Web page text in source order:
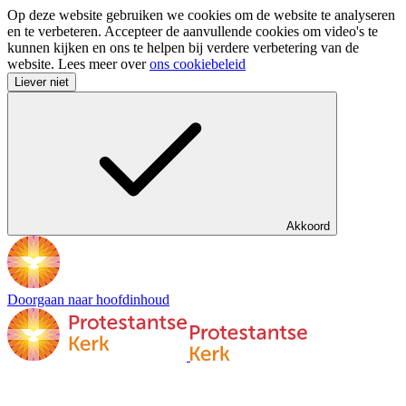
Op deze website gebruiken we cookies om de website te analyseren
en te verbeteren. Accepteer de aanvullende cookies om video's te
kunnen kijken en ons te helpen bij verdere verbetering van de
website. Lees meer overons cookiebeleid
Liever niet
Akkoord
Doorgaan naar hoofdinhoud